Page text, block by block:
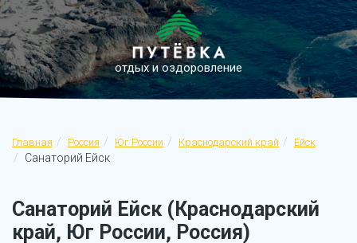
отдых и оздоровление
Главная Россия Юг России Краснодарский край Ейск
Санаторий Ейск
Санаторий Ейск (Краснодарский
край, Юг России, Россия)